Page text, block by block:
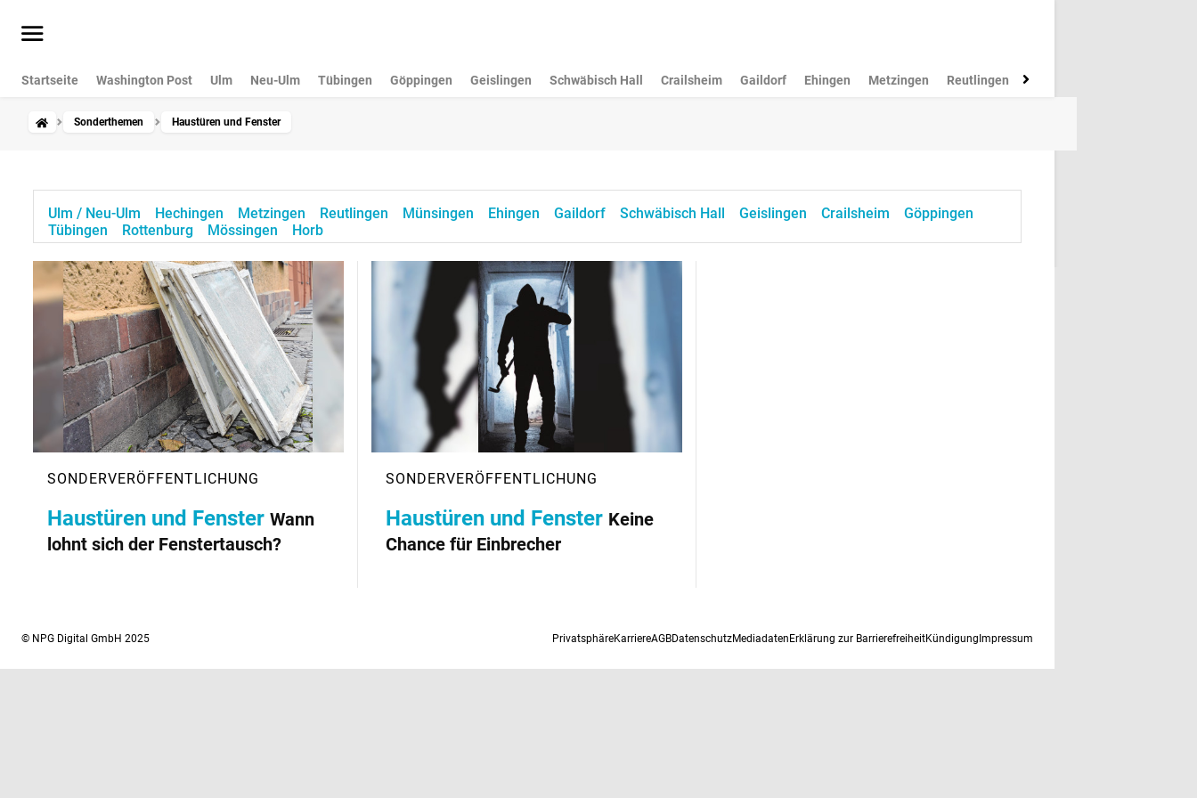
Startseite Washington Post Ulm Neu-Ulm Tübingen Göppingen Geislingen Schwäbisch Hall Crailsheim Gaildorf Ehingen Metzingen Reutlingen Münsingen
Sonderthemen Haustüren und Fenster
Ulm / Neu-Ulm Hechingen Metzingen Reutlingen Münsingen Ehingen Gaildorf Schwäbisch Hall Geislingen Crailsheim
Göppingen
Tübingen
Rottenburg Mössingen Horb
Haustüren und Fenster Wann
lohnt sich der Fenstertausch?
Haustüren und Fenster Keine
Chance für Einbrecher
© NPG Digital GmbH 2025 PrivatsphäreKarriereAGBDatenschutzMediadaten Erklärung zur BarrierefreiheitKündigung Impressum